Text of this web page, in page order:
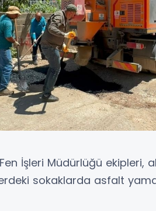
İşleri Müdürlüğü ekipleri,
sokaklarda asfalt yama